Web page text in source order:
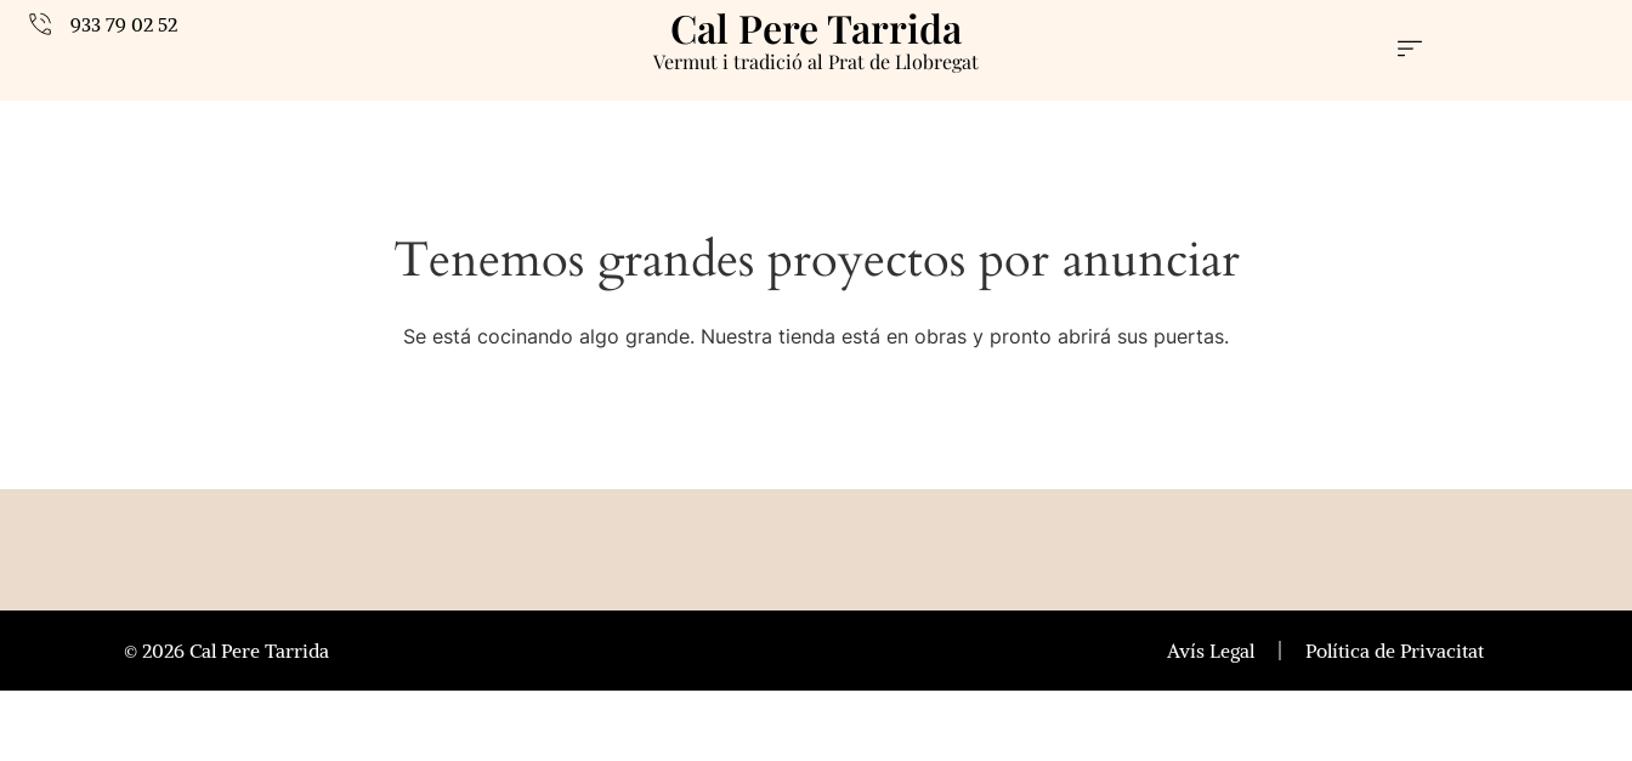
933 79 02 52 Cal Pere Tarrida
Vermut i tradició al Prat de Llobregat
Tenemos grandes proyectos por anunciar
Se está cocinando algo grande. Nuestra tienda está en obras y pronto abrirá sus puertas.
© 2026 Cal Pere Tarrida Avís Legal Política de Privacitat